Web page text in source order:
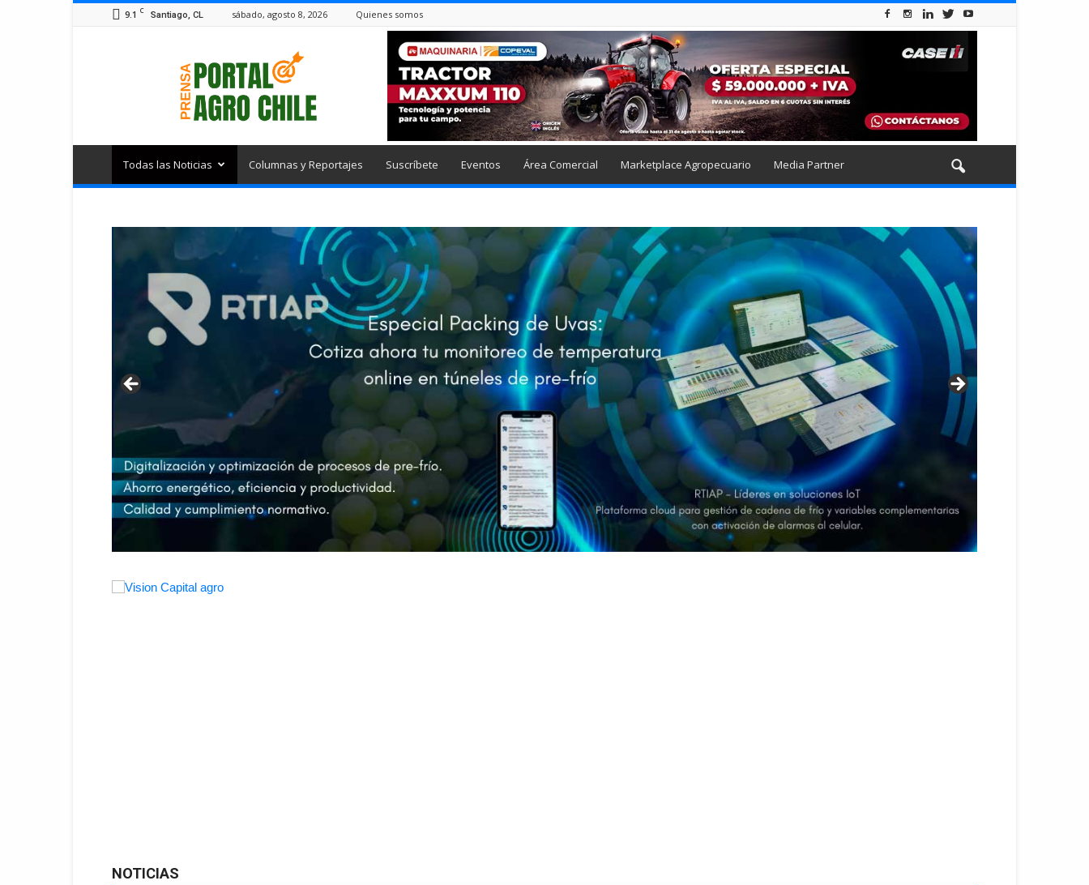
9.1 C Santiago, CL sábado, agosto 8, 2026 Quienes somos
Todas las Noticias Columnas y Reportajes Suscríbete Eventos Área Comercial Marketplace Agropecuario Media Partner
NOTICIAS